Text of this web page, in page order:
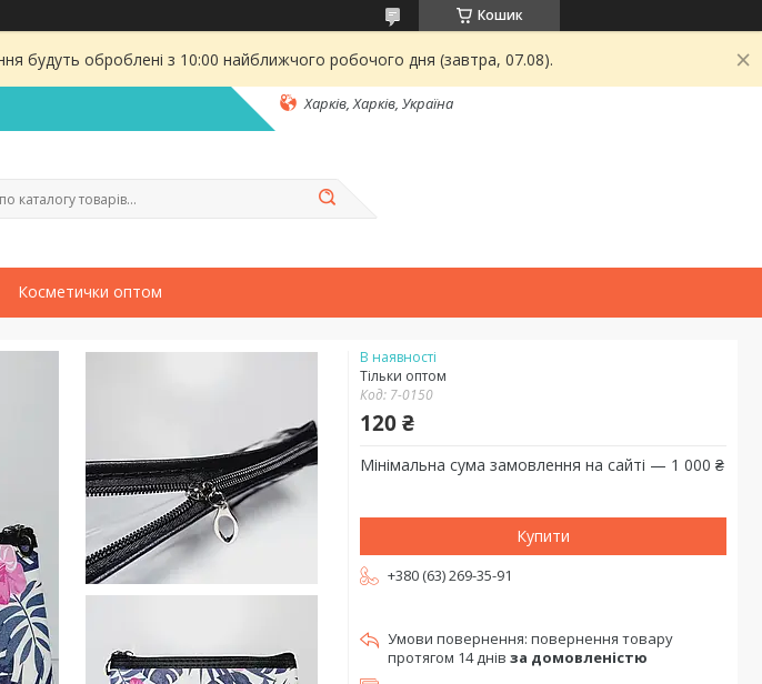
Кошик
будуть оброблені з 10:00 найближчого робочого дня (завтра, 07.08).
Харків, Харків, Україна
Косметички оптом
В наявності
Тільки оптом
Код: 7-0150
120 ₴
Мінімальна сума замовлення на сайті — 1 000 ₴
Купити
+380 (63) 269-35-91
повернення товару
протягом 14 днів за домовленістю